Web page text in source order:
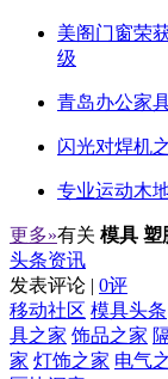
美阁门窗荣
级
青岛办公家
闪光对焊机
专业运动木
更多»有关 模具 塑
头条资讯
发表评论 | 0评
移动社区 模具头条
具之家 饰品之家
家 灯饰之家 电气